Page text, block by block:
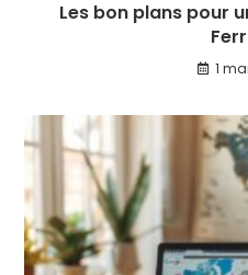
Les bon plans pour
1